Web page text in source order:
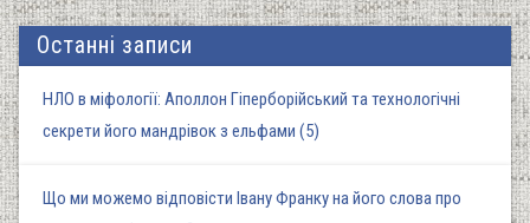
Останні записи
НЛО в міфології: Аполлон Гіперборійський та технологічні
секрети його мандрівок з ельфами (5)
Що ми можемо відповісти Івану Франку на його слова про